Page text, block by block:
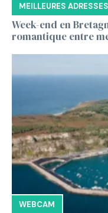
MEILLEURES
Week-end en
romantique entre
WEBCAM